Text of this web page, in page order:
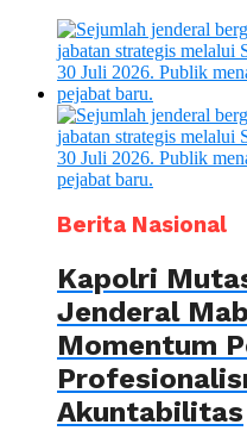
Berita Nasional
Kapolri
Jenderal
Momentum
Akuntabilitas